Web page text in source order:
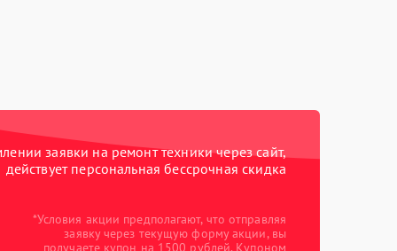
заявки на ремонт техники через сайт,
действует персональная бессрочная скидка
*Условия акции предполагают, что отправляя
заявку через текущую форму акции, вы
получаете купон на 1500 рублей. Купоном